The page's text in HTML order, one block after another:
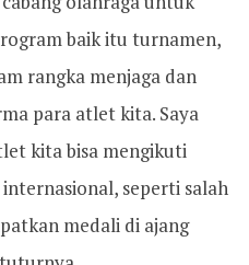
baik itu turnamen,
rangka menjaga dan
para atlet kita. Saya
kita bisa mengikuti
seperti salah
medali di ajang